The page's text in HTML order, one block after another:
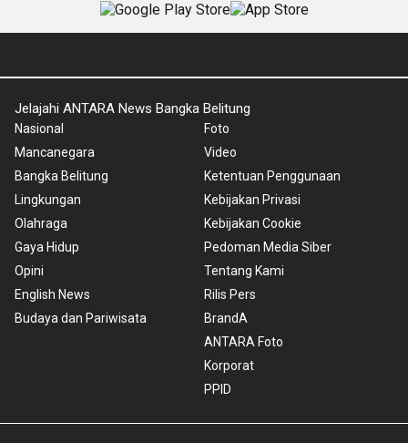
Jelajahi ANTARA News Bangka Belitung
Nasional
Mancanegara
Bangka Belitung
Lingkungan
Olahraga
Gaya Hidup
Opini
English News
Budaya dan Pariwisata
Foto
Video
Ketentuan Penggunaan
Kebijakan Privasi
Kebijakan Cookie
Pedoman Media Siber
Tentang Kami
Rilis Pers
BrandA
ANTARA Foto
Korporat
PPID